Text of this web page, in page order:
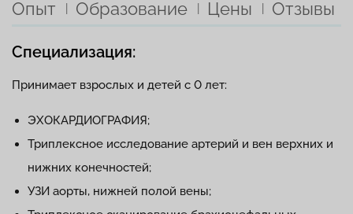
Опыт Образование Цены Отзывы
Специализация:
Принимает взрослых и детей с 0 лет:
ЭХОКАРДИОГРАФИЯ;
Триплексное исследование артерий и вен верхних и
нижних конечностей;
УЗИ аорты, нижней полой вены;